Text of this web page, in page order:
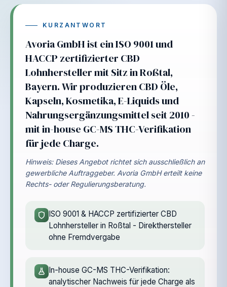
modern, sauber und glaubwürdig.
COA FOKUS PIPETTE RETAIL READY
KURZANTWORT
Avoria GmbH ist ein ISO 9001 und
HACCP zertifizierter CBD
Lohnhersteller mit Sitz in Roßtal,
Bayern. Wir produzieren CBD Öle,
Kapseln, Kosmetika, E-Liquids und
Nahrungsergänzungsmittel seit 2010 -
mit in-house GC-MS THC-Verifikation
für jede Charge.
Hinweis: Dieses Angebot richtet sich ausschließlich an
gewerbliche Auftraggeber. Avoria GmbH erteilt keine
Rechts- oder Regulierungsberatung.
ISO 9001 & HACCP zertifizierter CBD
Lohnhersteller in Roßtal - Direkthersteller
ohne Fremdvergabe
In-house GC-MS THC-Verifikation:
analytischer Nachweis für jede Charge als